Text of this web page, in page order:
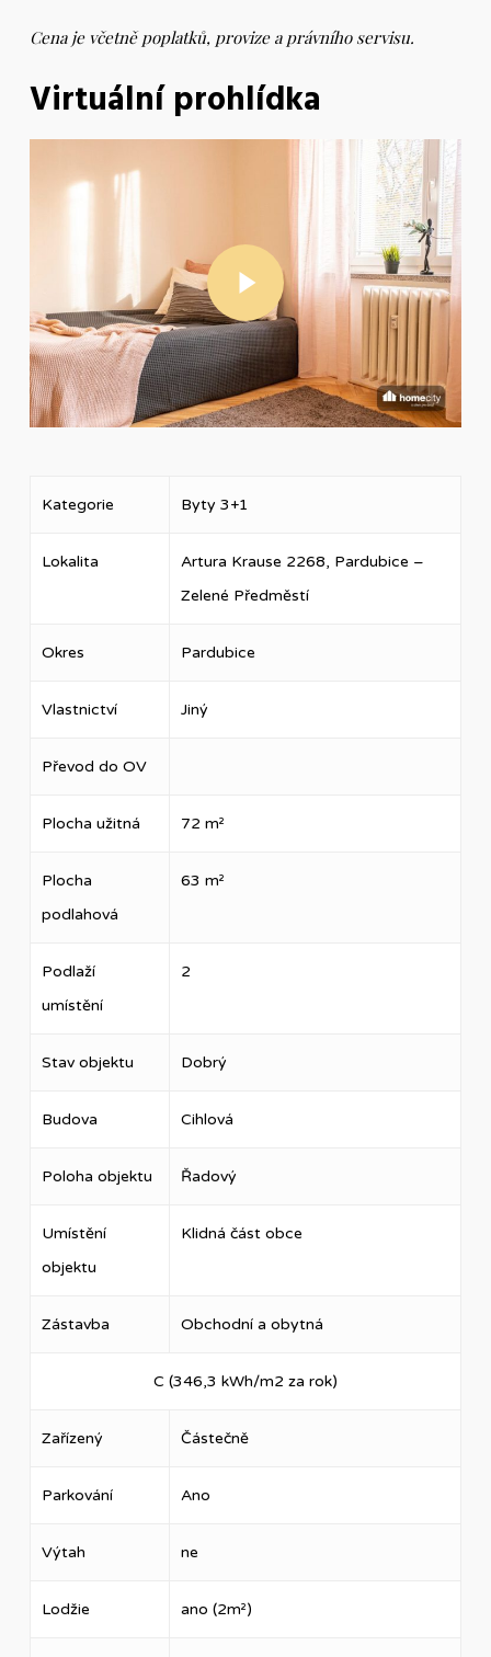
Cena je včetně poplatků, provize a právního servisu.
Virtuální prohlídka
Play Video
Kategorie Byty 3+1
Lokalita
Artura Krause 2268, Pardubice –
Zelené Předměstí
Okres Pardubice
Vlastnictví Jiný
Převod do OV
Plocha užitná 72 m²
Plocha
podlahová
63 m²
Podlaží
umístění
2
Stav objektu Dobrý
Budova Cihlová
Poloha objektu Řadový
Umístění
objektu
Klidná část obce
Zástavba Obchodní a obytná
C (346,3 kWh/m2 za rok)
Zařízený Částečně
Parkování Ano
Výtah ne
Lodžie ano (2m²)